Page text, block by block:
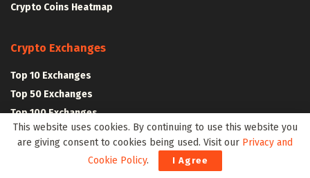
Crypto Coins Heatmap
Crypto Exchanges
Top 10 Exchanges
Top 50 Exchanges
Top 100 Exchanges
All Crypto Exchanges
This website uses cookies. By continuing to use this website you
are giving consent to cookies being used. Visit our Privacy and
Cookie Policy. I Agree